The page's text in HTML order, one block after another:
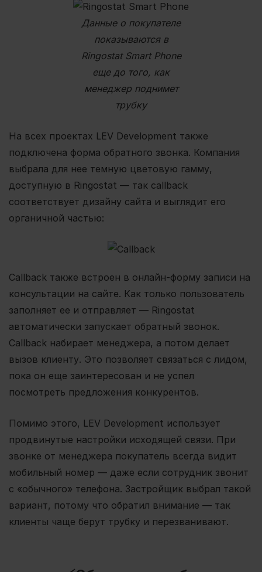
Данные о покупателе
показываются в
Ringostat Smart Phone
еще до того, как
менеджер поднимет
трубку
На всех проектах LEV Development также
подключена форма обратного звонка. Компания
выбрала для нее темную цветовую гамму,
доступную в Ringostat — так callback
соответствует дизайну сайта и выглядит его
органичной частью:
Callback также встроен в онлайн-форму записи на
консультации на сайте. Как только пользователь
заполняет ее и отправляет — Ringostat
автоматически запускает обратный звонок.
Callback набирает менеджера, а потом делает
вызов клиенту. Это позволяет связаться с лидом,
пока он еще заинтересован и не успел
посмотреть предложения конкурентов.
Помимо этого, LEV Development использует
продвинутые настройки исходящей связи. При
звонке от менеджера покупатель всегда видит
мобильный номер — даже если сотрудник звонит
с «обычного» телефона. Застройщик выбрал такой
вариант, потому что обратил внимание — так
клиенты чаще берут трубку и перезванивают.